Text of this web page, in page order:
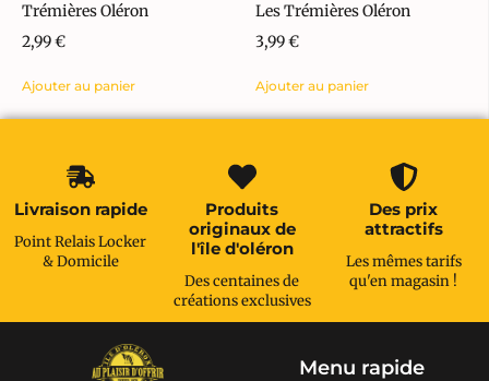
Trémières Oléron
2,99€
Ajouter au panier
Les Trémières Oléron
3,99€
Ajouter au panier
Livraison rapide
Point Relais Locker
& Domicile
Produits
originaux de
l'île d'oléron
Des centaines de
créations exclusives
Des prix
attractifs
Les mêmes tarifs
qu'en magasin !
Menu rapide